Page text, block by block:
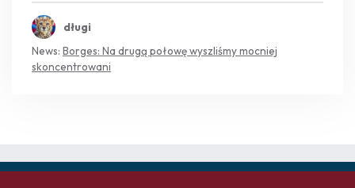
długi
News: Borges: Na drugą połowę wyszliśmy mocniej
skoncentrowani